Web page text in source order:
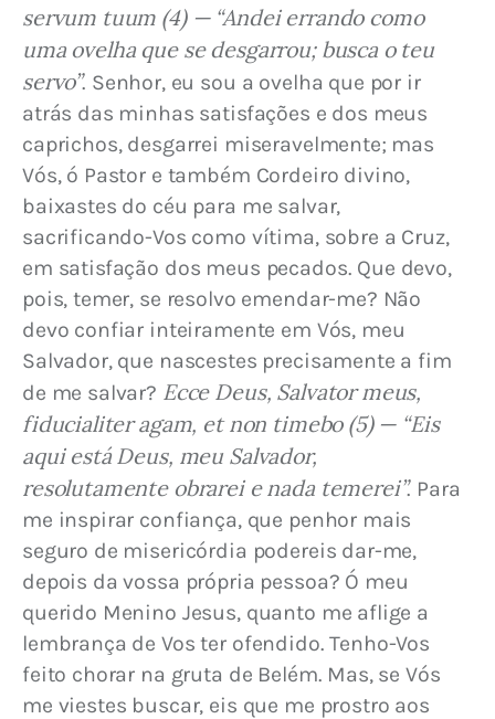
servum tuum (4) — “Andei errando como
uma ovelha que se desgarrou; busca o teu
servo”. Senhor, eu sou a ovelha que por ir
atrás das minhas satisfações e dos meus
caprichos, desgarrei miseravelmente; mas
Vós, ó Pastor e também Cordeiro divino,
baixastes do céu para me salvar,
sacrificando-Vos como vítima, sobre a Cruz,
em satisfação dos meus pecados. Que devo,
pois, temer, se resolvo emendar-me? Não
devo confiar inteiramente em Vós, meu
Salvador, que nascestes precisamente a fim
de me salvar? Ecce Deus, Salvator meus,
fiducialiter agam, et non timebo (5) — “Eis
aqui está Deus, meu Salvador,
resolutamente obrarei e nada temerei”. Para
me inspirar confiança, que penhor mais
seguro de misericórdia podereis dar-me,
depois da vossa própria pessoa? Ó meu
querido Menino Jesus, quanto me aflige a
lembrança de Vos ter ofendido. Tenho-Vos
feito chorar na gruta de Belém. Mas, se Vós
me viestes buscar, eis que me prostro aos